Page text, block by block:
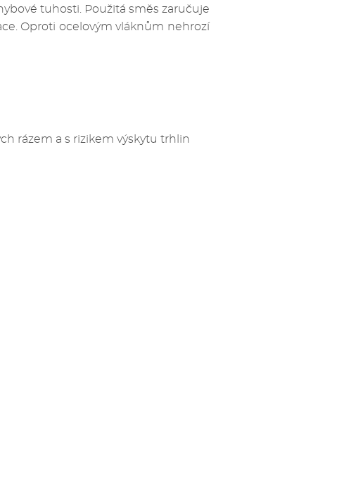
tuhosti. Použitá směs zaručuje
Oproti ocelovým vláknům nehrozí
rázem a s rizikem výskytu trhlin